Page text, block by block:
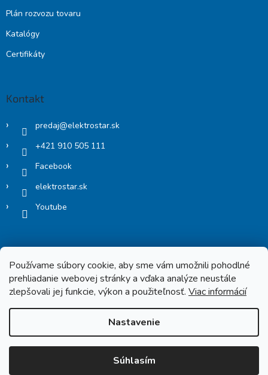
Používame súbory cookie, aby sme vám umožnili pohodlné
prehliadanie webovej stránky a vďaka analýze neustále
zlepšovali jej funkcie, výkon a použiteľnosť. Viac informácií
Nastavenie
Súhlasím
Plán rozvozu tovaru
Katalógy
Certifikáty
Kontakt
predaj@elektrostar.sk
+421 910 505 111
Facebook
elektrostar.sk
Youtube
Copyright 2026Elektrostar.shop. Všetky práva vyhradené.